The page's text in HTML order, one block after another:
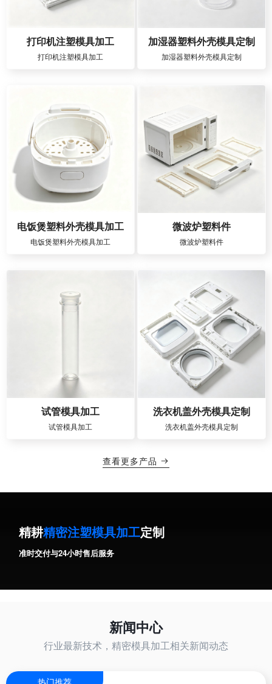
打印机注塑模具加工
打印机注塑模具加工
加湿器塑料外壳模具定制
加湿器塑料外壳模具定制
电饭煲塑料外壳模具加工
电饭煲塑料外壳模具加工
微波炉塑料件
微波炉塑料件
试管模具加工
试管模具加工
洗衣机盖外壳模具定制
洗衣机盖外壳模具定制
查看更多产品 
精耕精密注塑模具加工定制
准时交付与24小时售后服务
新闻中心
行业最新技术，精密模具加工相关新闻动态
热门推荐